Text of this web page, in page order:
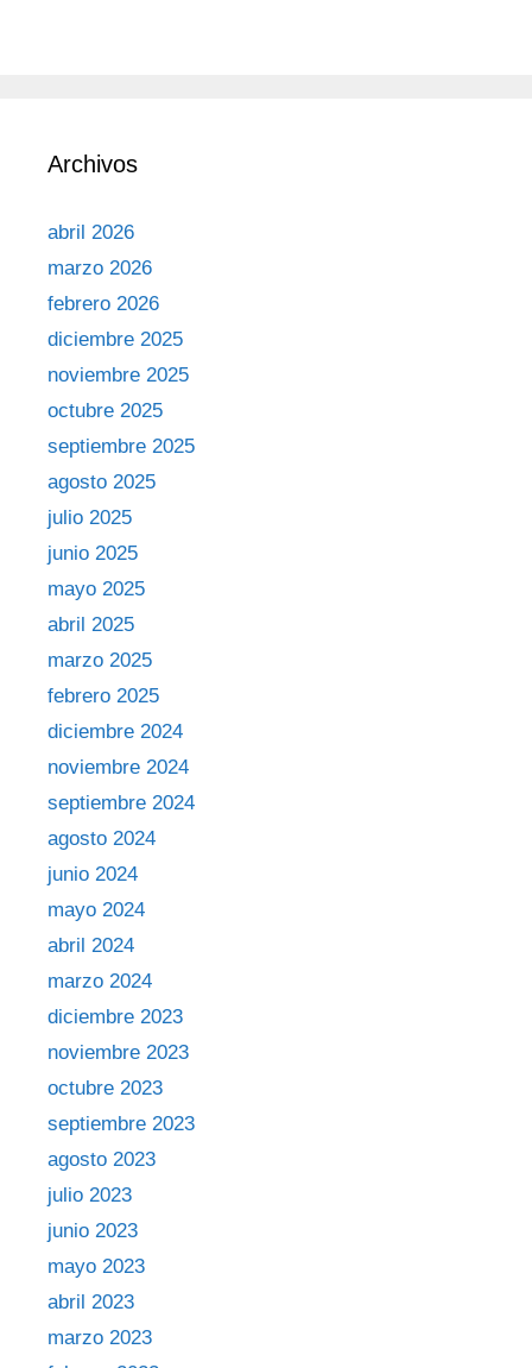
Archivos
abril 2026
marzo 2026
febrero 2026
diciembre 2025
noviembre 2025
octubre 2025
septiembre 2025
agosto 2025
julio 2025
junio 2025
mayo 2025
abril 2025
marzo 2025
febrero 2025
diciembre 2024
noviembre 2024
septiembre 2024
agosto 2024
junio 2024
mayo 2024
abril 2024
marzo 2024
diciembre 2023
noviembre 2023
octubre 2023
septiembre 2023
agosto 2023
julio 2023
junio 2023
mayo 2023
abril 2023
marzo 2023